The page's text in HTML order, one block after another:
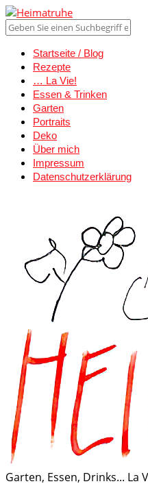
Startseite / Blog
Rezepte
… La Vie!
Essen & Trinken
Garten
Portraits
Deko
Über mich
Impressum
Datenschutzerklärung
Garten, Essen, Drinks... La